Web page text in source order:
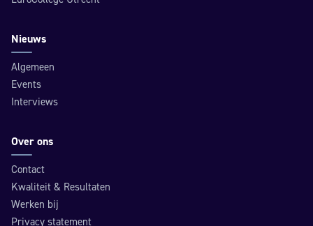
Nieuws
Algemeen
Events
Interviews
Over ons
Contact
Kwaliteit & Resultaten
Werken bij
Privacy statement